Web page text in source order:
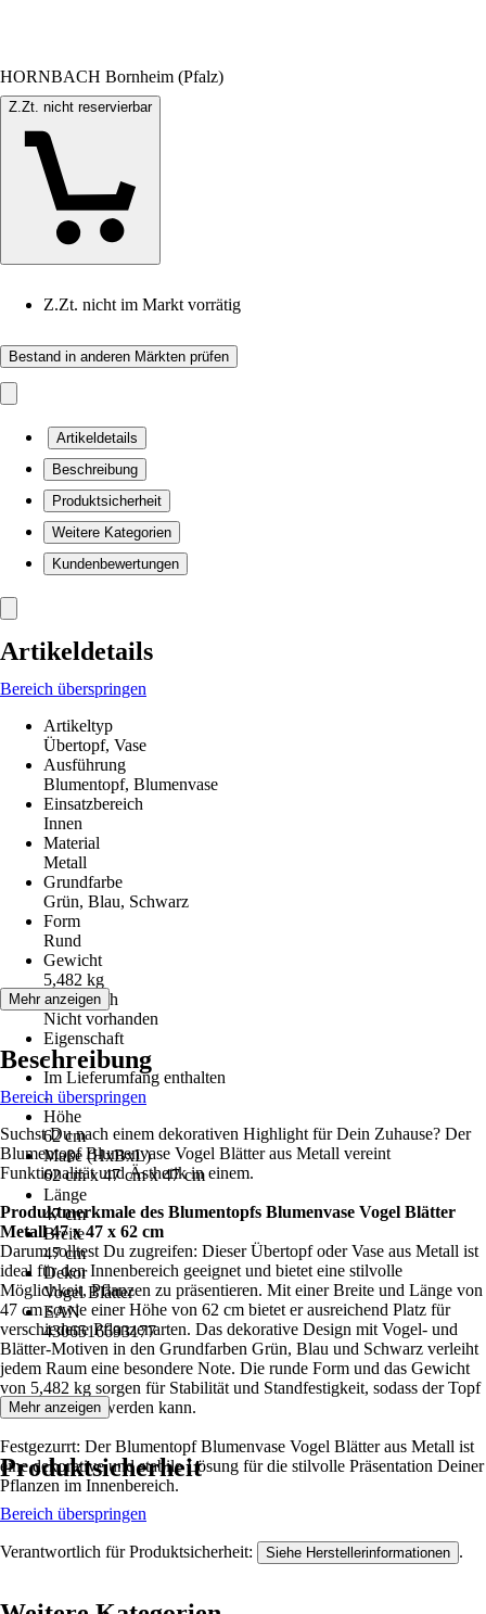
HORNBACH Bornheim (Pfalz)
Z.Zt. nicht reservierbar
Z.Zt. nicht im Markt vorrätig
Bestand in anderen Märkten prüfen
Artikeldetails
Beschreibung
Produktsicherheit
Weitere Kategorien
Kundenbewertungen
Artikeldetails
Bereich überspringen
Artikeltyp
Übertopf, Vase
Ausführung
Blumentopf, Blumenvase
Einsatzbereich
Innen
Material
Metall
Grundfarbe
Grün, Blau, Schwarz
Form
Rund
Gewicht
5,482 kg
Bodenloch
Nicht vorhanden
Eigenschaft
-
Im Lieferumfang enthalten
-
Höhe
62 cm
Maße (HxBxL)
62 cm x 47 cm x 47 cm
Länge
47 cm
Breite
47 cm
Dekor
Vogel Blätter
EAN
4306516693177
Mehr anzeigen
Beschreibung
Bereich überspringen
Suchst Du nach einem dekorativen Highlight für Dein Zuhause? Der
Blumentopf Blumenvase Vogel Blätter aus Metall vereint
Funktionalität und Ästhetik in einem.
Produktmerkmale des Blumentopfs Blumenvase Vogel Blätter
Metall 47 x 47 x 62 cm
Darum solltest Du zugreifen: Dieser Übertopf oder Vase aus Metall ist
ideal für den Innenbereich geeignet und bietet eine stilvolle
Möglichkeit, Pflanzen zu präsentieren. Mit einer Breite und Länge von
47 cm sowie einer Höhe von 62 cm bietet er ausreichend Platz für
verschiedene Pflanzenarten. Das dekorative Design mit Vogel- und
Blätter-Motiven in den Grundfarben Grün, Blau und Schwarz verleiht
jedem Raum eine besondere Note. Die runde Form und das Gewicht
von 5,482 kg sorgen für Stabilität und Standfestigkeit, sodass der Topf
sicher platziert werden kann.
Festgezurrt: Der Blumentopf Blumenvase Vogel Blätter aus Metall ist
eine dekorative und stabile Lösung für die stilvolle Präsentation Deiner
Pflanzen im Innenbereich.
Mehr anzeigen
Produktsicherheit
Bereich überspringen
Verantwortlich für Produktsicherheit: Siehe Herstellerinformationen .